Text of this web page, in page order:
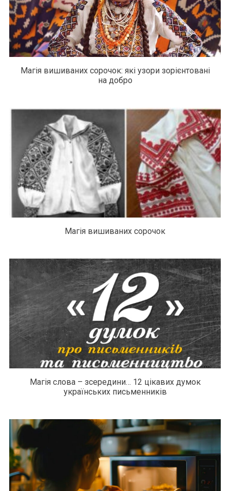
Магія вишиваних сорочок: які узори зорієнтовані
на добро
Магія вишиваних сорочок
Магія слова – зсередини… 12 цікавих думок
українських письменників